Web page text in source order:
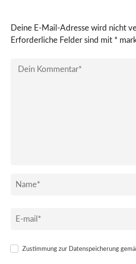
Deine E-Mail-Adresse wird nicht
Erforderliche Felder sind mit *
Zustimmung zur Datenspeicherung